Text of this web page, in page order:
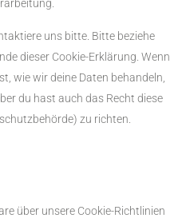
uns bitte. Bitte beziehe
dieser Cookie-Erklärung. Wenn
wie wir deine Daten behandeln,
du hast auch das Recht diese
zu richten.
über unsere Cookie-Richtlinien